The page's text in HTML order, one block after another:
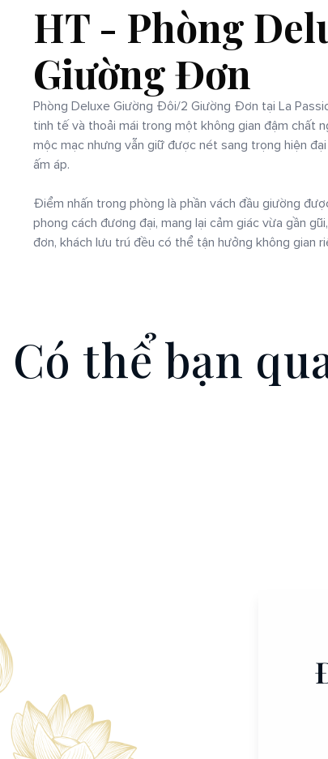
HT - Phòng
Giường Đơn
Phòng Deluxe Giường Đôi/2 Giường Đơn tại La
tinh tế và thoải mái trong một không gian đậm chất
mộc mạc nhưng vẫn giữ được nét sang trọng hiện
ấm áp.
Điểm nhấn trong phòng là phần vách đầu giường
phong cách đương đại, mang lại cảm giác vừa gần
đơn, khách lưu trú đều có thể tận hưởng không gian
Có thể bạn qu
DELUXE GIƯỜNG